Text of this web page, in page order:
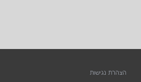
הצהרת נגישות